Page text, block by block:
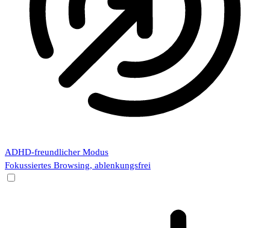
ADHD-freundlicher Modus
Fokussiertes Browsing, ablenkungsfrei